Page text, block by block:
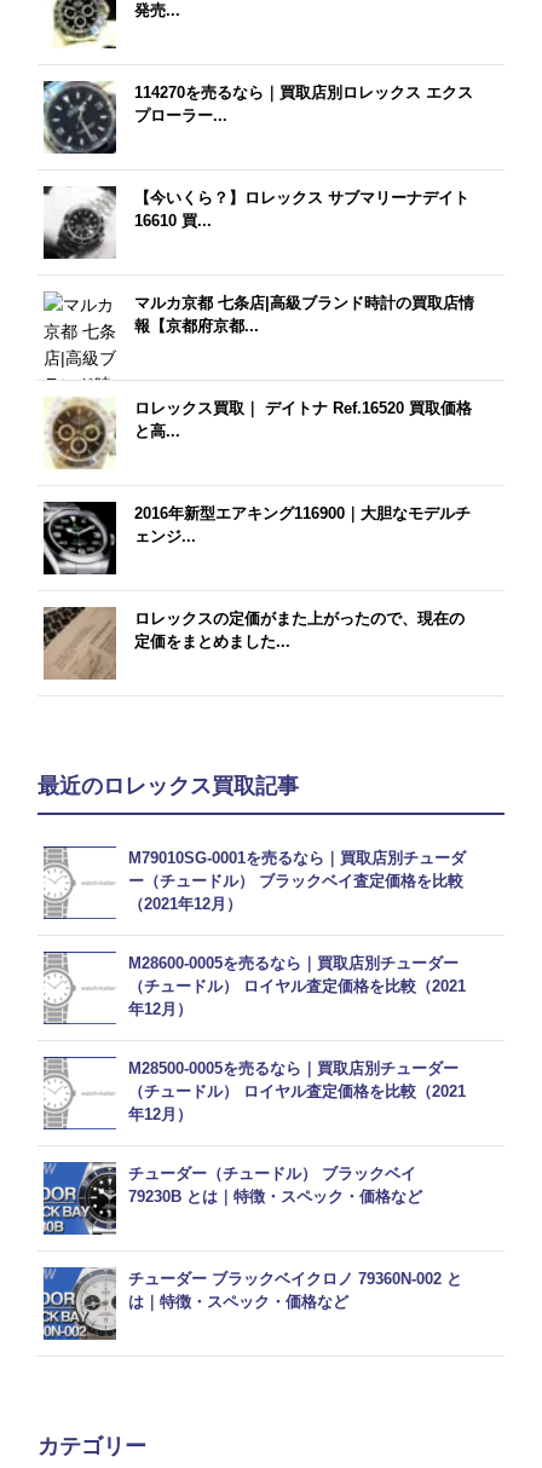
発売...
114270を売るなら｜買取店別ロレックス エクス
プローラー...
【今いくら？】ロレックス サブマリーナデイト
16610 買...
マルカ京都 七条店|高級ブランド時計の買取店情
報【京都府京都...
ロレックス買取｜ デイトナ Ref.16520 買取価格
と高...
2016年新型エアキング116900｜大胆なモデルチ
ェンジ...
ロレックスの定価がまた上がったので、現在の
定価をまとめました...
最近のロレックス買取記事
M79010SG-0001を売るなら｜買取店別チューダ
ー（チュードル） ブラックベイ査定価格を比較
（2021年12月）
M28600-0005を売るなら｜買取店別チューダー
（チュードル） ロイヤル査定価格を比較（2021
年12月）
M28500-0005を売るなら｜買取店別チューダー
（チュードル） ロイヤル査定価格を比較（2021
年12月）
チューダー（チュードル） ブラックベイ
79230B とは｜特徴・スペック・価格など
チューダー ブラックベイクロノ 79360N-002 と
は｜特徴・スペック・価格など
カテゴリー